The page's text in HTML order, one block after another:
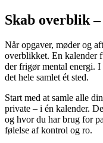
Skab overblik
Når opgaver, møder og
overblikket. En kalender
der frigør mental energi. I
det hele samlet ét sted.
Start med at samle alle
private – i én kalender.
og hvor du har brug for
følelse af kontrol og ro.